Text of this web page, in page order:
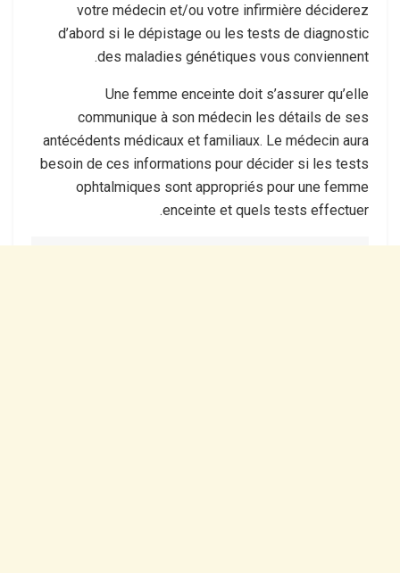
votre médecin et/ou votre infirmière déciderez
d’abord si le dépistage ou les tests de diagnostic
des maladies génétiques vous conviennent.
Une femme enceinte doit s’assurer qu’elle
communique à son médecin les détails de ses
antécédents médicaux et familiaux. Le médecin aura
besoin de ces informations pour décider si les tests
ophtalmiques sont appropriés pour une femme
enceinte et quels tests effectuer.